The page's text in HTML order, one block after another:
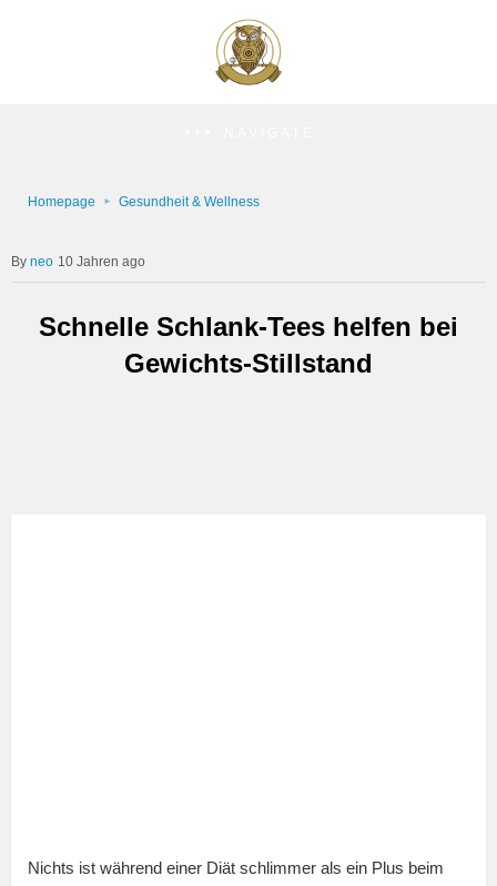
Homepage Gesundheit & Wellness
neo 10 Jahren ago
Schnelle Schlank-Tees helfen bei
Gewichts-Stillstand
Nichts ist während einer Diät schlimmer als ein Plus beim